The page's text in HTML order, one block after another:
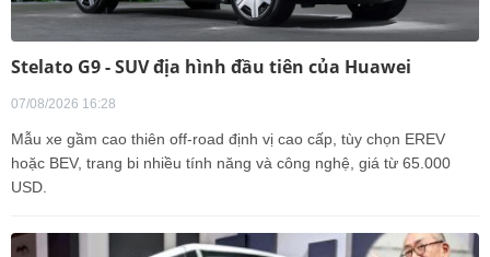
Stelato G9 - SUV địa hình đầu tiên của Huawei
07/08/2026 16:28
Mẫu xe gầm cao thiên off-road định vị cao cấp, tùy chọn EREV
hoặc BEV, trang bi nhiều tính năng và công nghệ, giá từ 65.000
USD.